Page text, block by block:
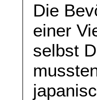
Die
einer
selbst